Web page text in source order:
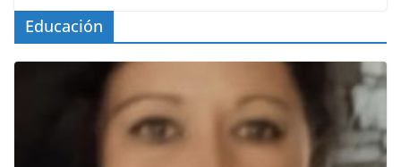
Educación